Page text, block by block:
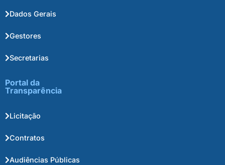
Dados Gerais
Gestores
Secretarias
Portal da
Transparência
Licitação
Contratos
Audiências Públicas